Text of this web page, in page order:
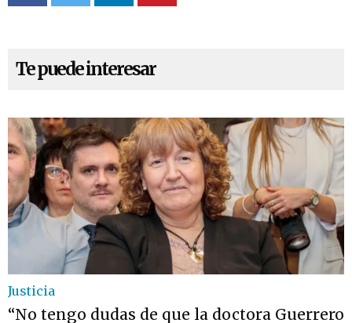
Te puede interesar
Justicia
“No tengo dudas de que la doctora Guerrero